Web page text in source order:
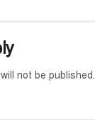
not be published.